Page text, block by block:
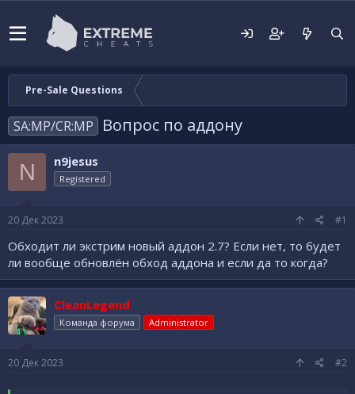
Pre-Sale Questions
SA:MP/CR:MP Вопрос по аддону
N n9jesus
Registered
20 Дек 2023 #1
Обходит ли экстрим новый аддон 2.7? Если нет, то будет
ли вообще обновлён обход аддона и если да то когда?
CleanLegend
Команда форума Administrator
20 Дек 2023 #2